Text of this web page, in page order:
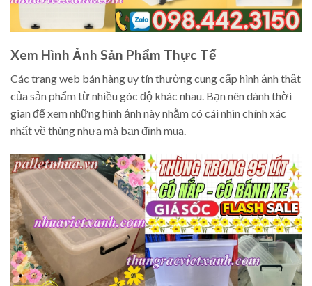
Xem Hình Ảnh Sản Phẩm Thực Tế
Các trang web bán hàng uy tín thường cung cấp hình ảnh thật
của sản phẩm từ nhiều góc độ khác nhau. Bạn nên dành thời
gian để xem những hình ảnh này nhằm có cái nhìn chính xác
nhất về thùng nhựa mà bạn định mua.